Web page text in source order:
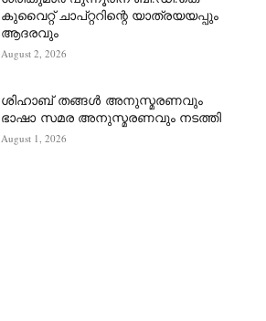
കുവൈറ്റ് ചാപ്റ്ററിന്റെ യാത്രയയപ്പും
ആദരവും
August 2, 2026
ശിഹാബ് തങ്ങൾ അനുസ്മരണവും
ഭാഷാ സമര അനുസ്മരണവും നടത്തി
August 1, 2026